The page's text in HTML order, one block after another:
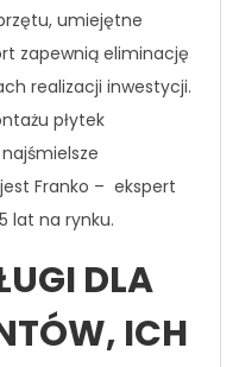
umiejętne
zapewnią eliminację
realizacji inwestycji.
płytek
Franko – ekspert
lat na rynku.
DLA
ICH